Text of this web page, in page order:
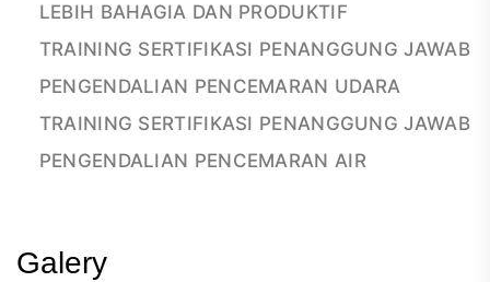
LEBIH BAHAGIA DAN PRODUKTIF
TRAINING SERTIFIKASI PENANGGUNG JAWAB
PENGENDALIAN PENCEMARAN UDARA
TRAINING SERTIFIKASI PENANGGUNG JAWAB
PENGENDALIAN PENCEMARAN AIR
Galery